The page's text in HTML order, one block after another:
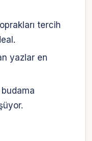
tercih
yazlar en